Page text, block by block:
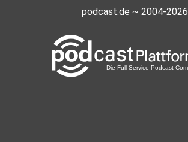
podcast.de ~ 2004-2026